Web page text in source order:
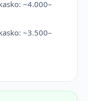
~4.000–
~3.500–